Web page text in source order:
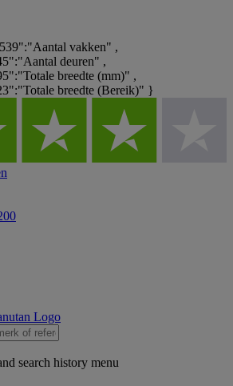
vakken" ,
deuren" ,
breedte (mm)" ,
breedte (Bereik)" }
search history menu